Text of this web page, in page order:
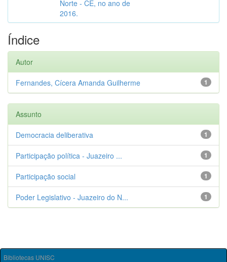
Norte - CE, no ano de
2016.
Índice
Autor
1
Fernandes, Cícera Amanda Guilherme
Assunto
1
Democracia deliberativa
1
Participação política - Juazeiro ...
1
Participação social
1
Poder Legislativo - Juazeiro do N...
Bibliotecas UNISC